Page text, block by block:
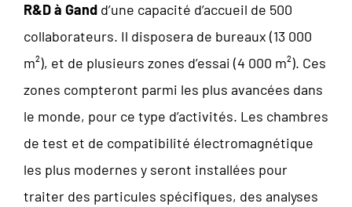
R&D à Gandd’une capacité d’accueil de 500
collaborateurs. Il disposera de bureaux (13 000
m²), et de plusieurs zones d’essai (4 000 m²). Ces
zones compteront parmi les plus avancées dans
le monde, pour ce type d’activités. Les chambres
de test et de compatibilité électromagnétique
les plus modernes y seront installées pour
traiter des particules spécifiques, des analyses